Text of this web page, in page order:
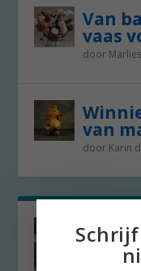
Van
vaas
door
van
door Karin